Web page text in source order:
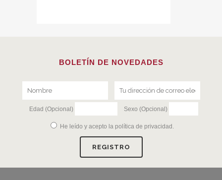
BOLETÍN DE NOVEDADES
Edad (Opcional) Sexo (Opcional)
He leído y acepto la política de privacidad .